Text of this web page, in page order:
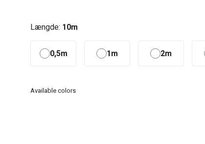
Længde: 10m
0,5m 1m 2m
Available colors